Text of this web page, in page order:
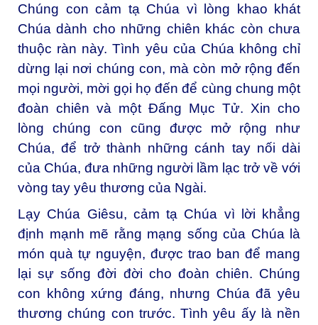
Chúng con cảm tạ Chúa vì lòng khao khát
Chúa dành cho những chiên khác còn chưa
thuộc ràn này. Tình yêu của Chúa không chỉ
dừng lại nơi chúng con, mà còn mở rộng đến
mọi người, mời gọi họ đến để cùng chung một
đoàn chiên và một Đấng Mục Tử. Xin cho
lòng chúng con cũng được mở rộng như
Chúa, để trở thành những cánh tay nối dài
của Chúa, đưa những người lầm lạc trở về với
vòng tay yêu thương của Ngài.
Lạy Chúa Giêsu, cảm tạ Chúa vì lời khẳng
định mạnh mẽ rằng mạng sống của Chúa là
món quà tự nguyện, được trao ban để mang
lại sự sống đời đời cho đoàn chiên. Chúng
con không xứng đáng, nhưng Chúa đã yêu
thương chúng con trước. Tình yêu ấy là nền